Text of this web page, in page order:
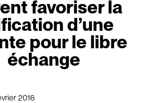
favoriser la
d’une
pour le libre
échange
2016